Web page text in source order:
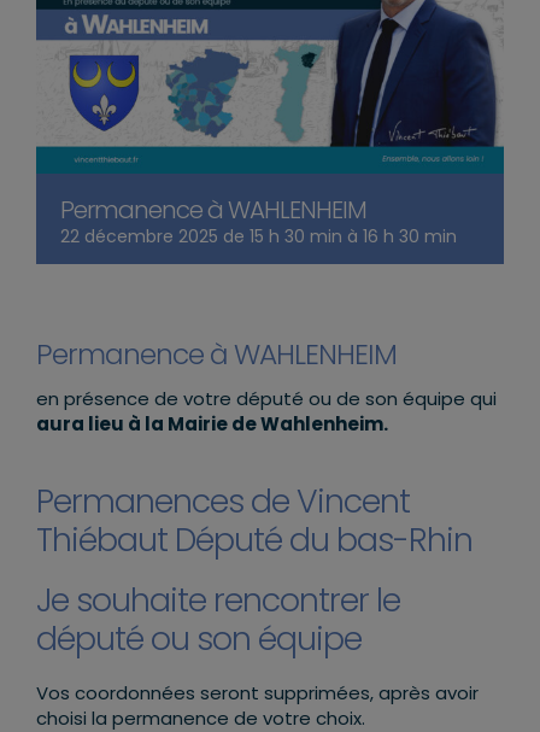
Permanence à WAHLENHEIM
22 décembre 2025 de 15 h 30 min à 16 h 30 min
Permanence à WAHLENHEIM
en présence de votre député ou de son équipe qui
aura lieu à la Mairie de Wahlenheim.
Permanences de Vincent
Thiébaut Député du bas-Rhin
Je souhaite rencontrer le
député ou son équipe
Vos coordonnées seront supprimées, après avoir
choisi la permanence de votre choix.